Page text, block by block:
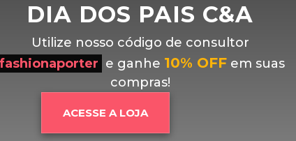
DIA DOS PAIS C&A
Utilize nosso código de consultor
fashionaporter e ganhe 10% OFFem suas
compras!
ACESSE A LOJA